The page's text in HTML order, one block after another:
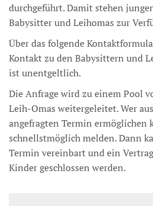
durchgeführt. Damit stehen
Babysitter und Leihomas zur
Über das folgende
Kontakt zu den Babysittern und
ist unentgeltlich.
Die Anfrage wird zu einem Pool
Leih-Omas weitergeleitet. Wer
angefragten Termin ermöglichen
schnellstmöglich melden. Dann
Termin vereinbart und ein
Kinder geschlossen werden.